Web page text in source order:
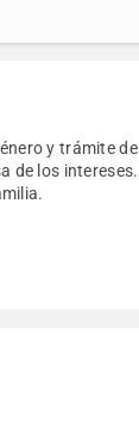
y trámite de
de los intereses.